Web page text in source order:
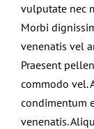
vulputate nec
Morbi
venenatis vel
Praesent
commodo vel.
condimentum
venenatis.